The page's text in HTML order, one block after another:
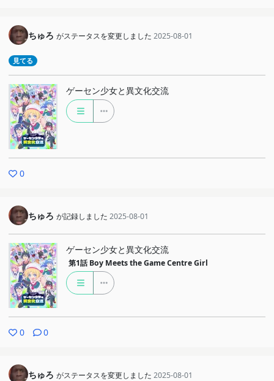
ちゅろ がステータスを変更しました 2025-08-01
見てる
ゲーセン少女と異文化交流
0
ちゅろ が記録しました 2025-08-01
ゲーセン少女と異文化交流
第1話 Boy Meets the Game Centre Girl
0 0
ちゅろ がステータスを変更しました 2025-08-01